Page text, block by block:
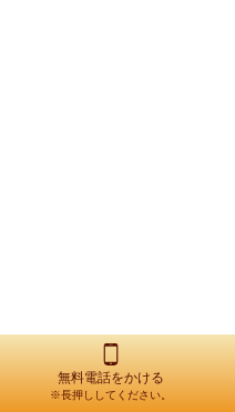
無料電話をかける
※長押ししてください。